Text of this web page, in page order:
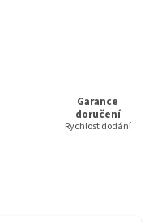
Garance
doručení
Rychlost dodání